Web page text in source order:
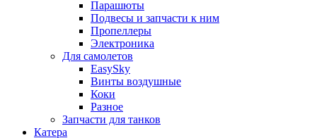
Парашюты
Подвесы и запчасти к ним
Пропеллеры
Электроника
Для самолетов
EasySky
Винты воздушные
Коки
Разное
Запчасти для танков
Катера